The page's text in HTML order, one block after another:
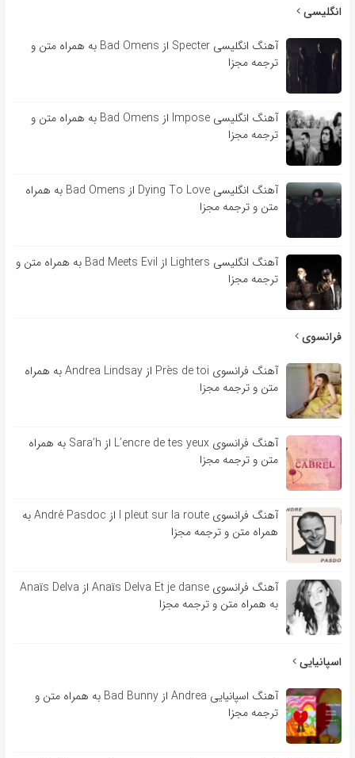
انگلیسی
آهنگ انگلیسی Specter از Bad Omens به همراه متن و
ترجمه مجزا
آهنگ انگلیسی Impose از Bad Omens به همراه متن و
ترجمه مجزا
آهنگ انگلیسی Dying To Love از Bad Omens به همراه
متن و ترجمه مجزا
آهنگ انگلیسی Lighters از Bad Meets Evil به همراه متن و
ترجمه مجزا
فرانسوی
آهنگ فرانسوی Près de toi از Andrea Lindsay به همراه
متن و ترجمه مجزا
آهنگ فرانسوی L’encre de tes yeux از Sara’h به همراه
متن و ترجمه مجزا
آهنگ فرانسوی l pleut sur la route از André Pasdoc به
همراه متن و ترجمه مجزا
آهنگ فرانسوی Anaïs Delva Et je danse از Anaïs Delva
به همراه متن و ترجمه مجزا
اسپانیایی
آهنگ اسپانیایی Andrea از Bad Bunny به همراه متن و
ترجمه مجزا